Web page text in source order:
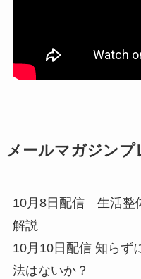
メールマガジン
10月8日配信 生活整
解説
10月10日配信 知らず
法はないか？